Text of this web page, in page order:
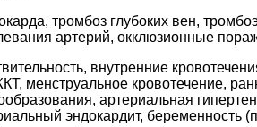
тромбоз глубоких вен,
артерий, окклюзионные
внутренние
менструальное кровотечение,
артериальная
эндокардит, беременность